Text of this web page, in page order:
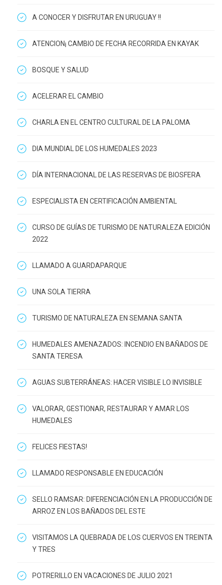
A CONOCER Y DISFRUTAR EN URUGUAY !!
ATENCION¡ CAMBIO DE FECHA RECORRIDA EN KAYAK
BOSQUE Y SALUD
ACELERAR EL CAMBIO
CHARLA EN EL CENTRO CULTURAL DE LA PALOMA
DIA MUNDIAL DE LOS HUMEDALES 2023
DÍA INTERNACIONAL DE LAS RESERVAS DE BIOSFERA
ESPECIALISTA EN CERTIFICACIÓN AMBIENTAL
CURSO DE GUÍAS DE TURISMO DE NATURALEZA EDICIÓN
2022
LLAMADO A GUARDAPARQUE
UNA SOLA TIERRA
TURISMO DE NATURALEZA EN SEMANA SANTA
HUMEDALES AMENAZADOS: INCENDIO EN BAÑADOS DE
SANTA TERESA
AGUAS SUBTERRÁNEAS: HACER VISIBLE LO INVISIBLE
VALORAR, GESTIONAR, RESTAURAR Y AMAR LOS
HUMEDALES
FELICES FIESTAS!
LLAMADO RESPONSABLE EN EDUCACIÓN
SELLO RAMSAR: DIFERENCIACIÓN EN LA PRODUCCIÓN DE
ARROZ EN LOS BAÑADOS DEL ESTE
VISITAMOS LA QUEBRADA DE LOS CUERVOS EN TREINTA
Y TRES
POTRERILLO EN VACACIONES DE JULIO 2021